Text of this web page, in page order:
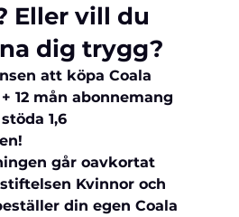
Eller vill du
dig trygg?
att köpa Coala
12 mån abonnemang
1,6
går oavkortat
Kvinnor och
din egen Coala